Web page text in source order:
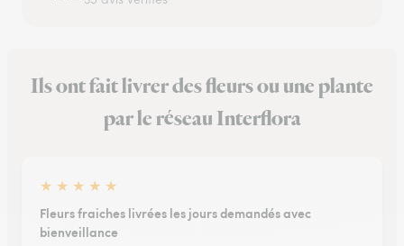
Ils ont fait livrer des fleurs ou une plante
par le réseau Interflora
★ ★ ★ ★ ★
Fleurs fraiches livrées les jours demandés avec
bienveillance